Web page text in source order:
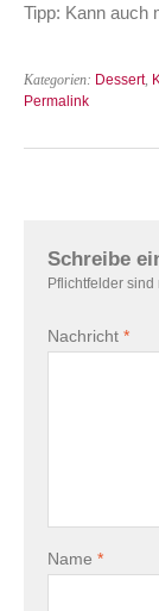
Tipp: Kann auch
Kategorien: Dessert,
Permalink
Schreibe
Pflichtfelder sind
Nachricht *
Name *